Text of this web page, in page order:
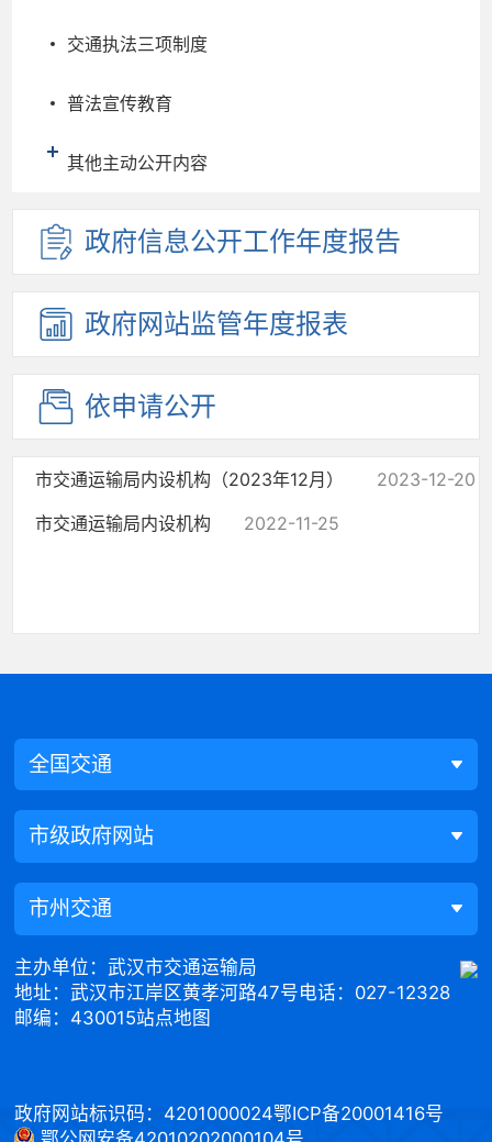
交通执法三项制度
普法宣传教育
其他主动公开内容
政府信息公开工作年度报告
政府网站监管年度报表
依申请公开
市交通运输局内设机构（2023年12月）
2023-12-20
市交通运输局内设机构
2022-11-25
全国交通
市级政府网站
市州交通
主办单位：武汉市交通运输局
地址：武汉市江岸区黄孝河路47号电话：027-12328
邮编：430015站点地图
政府网站标识码：4201000024鄂ICP备20001416号